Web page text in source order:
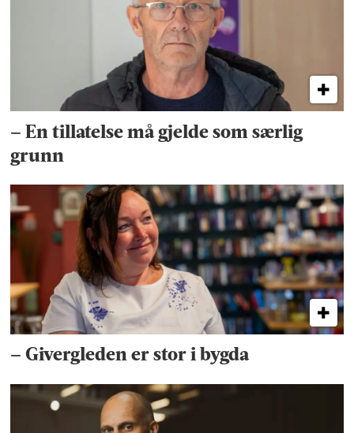
– En tillatelse må gjelde som særlig
grunn
– Givergleden er stor i bygda